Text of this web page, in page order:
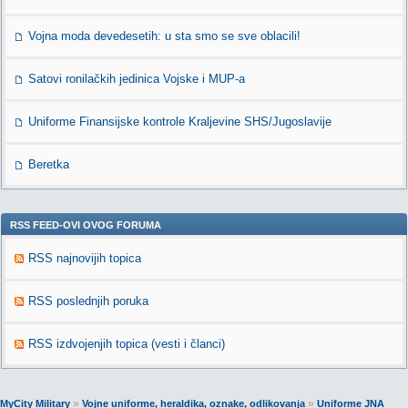
Vojna moda devedesetih: u sta smo se sve oblacili!
Satovi ronilačkih jedinica Vojske i MUP-a
Uniforme Finansijske kontrole Kraljevine SHS/Jugoslavije
Beretka
RSS FEED-OVI OVOG FORUMA
RSS najnovijih topica
RSS poslednjih poruka
RSS izdvojenjih topica (vesti i članci)
MyCity Military » Vojne uniforme, heraldika, oznake, odlikovanja» Uniforme JNA